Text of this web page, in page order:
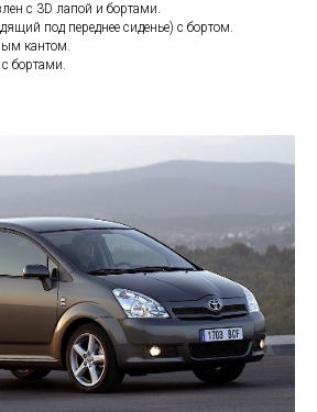
с 3D лапой и бортами.
под переднее сиденье) с бортом.
кантом.
бортами.